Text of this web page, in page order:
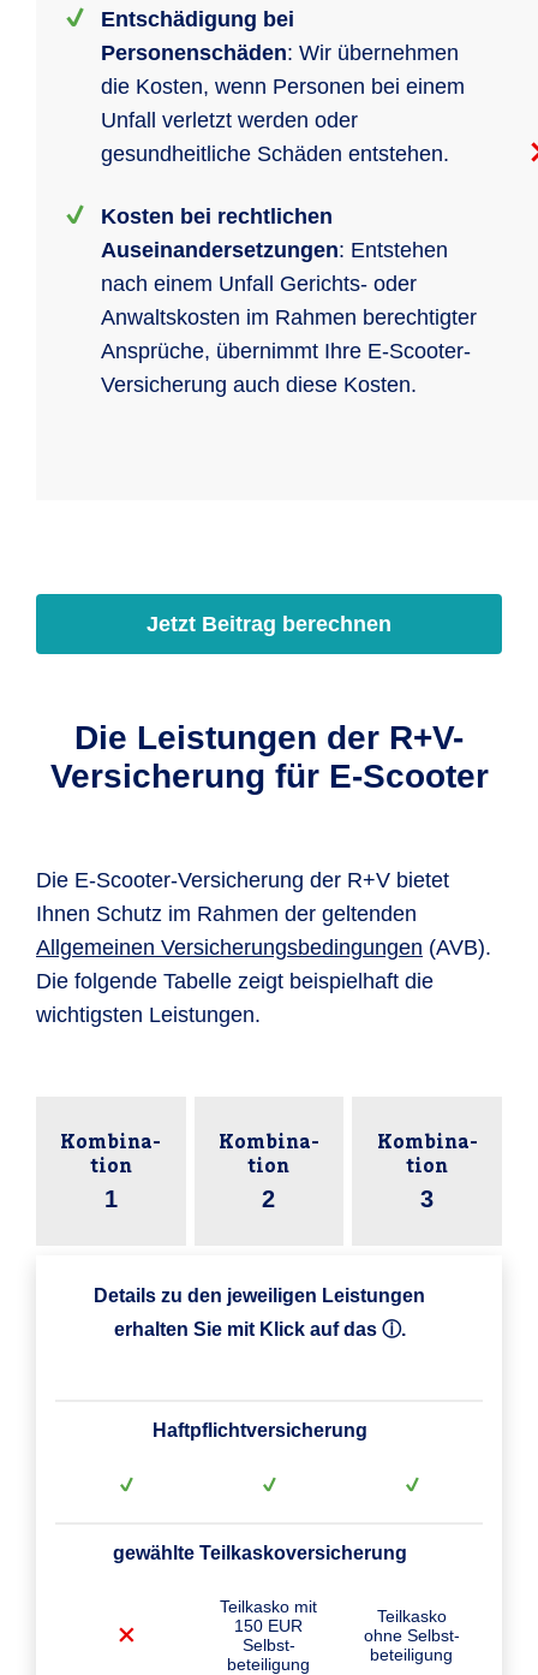
Entschädigung bei
Personenschäden: Wir übernehmen
die Kosten, wenn Personen bei einem
Unfall verletzt werden oder
gesundheitliche Schäden entstehen.
Kosten bei rechtlichen
Auseinandersetzungen: Entstehen
nach einem Unfall Gerichts- oder
Anwaltskosten im Rahmen berechtigter
Ansprüche, übernimmt Ihre E-Scooter-
Versicherung auch diese Kosten.
Jetzt Beitrag berechnen
Die Leistungen der R+V-
Versicherung für E-Scooter
Die E-Scooter-Versicherung der R+V bietet
Ihnen Schutz im Rahmen der geltenden
Allgemeinen Versicherungsbedingungen (AVB).
Die folgende Tabelle zeigt beispielhaft die
wichtigsten Leistungen.
Kombina­
tion
1
Kombina­
tion
2
Kombina­
tion
3
Details zu den jeweiligen Leistungen
erhalten Sie mit Klick auf das ⓘ.
Haftpflicht­versicherung
gewählte Teilkasko­versicherung
Teilkasko mit
150 EUR
Selbst­
beteiligung
Teilkasko
ohne Selbst­
beteiligung